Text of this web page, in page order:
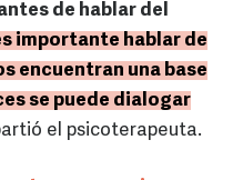
de hablar del
importante hablar de
encuentran una base
se puede dialogar
el psicoterapeuta.